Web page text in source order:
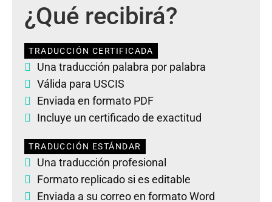
¿Qué recibirá?
TRADUCCIÓN CERTIFICADA
Una traducción palabra por palabra
Válida para USCIS
Enviada en formato PDF
Incluye un certificado de exactitud
TRADUCCIÓN ESTÁNDAR
Una traducción profesional
Formato replicado si es editable
Enviada a su correo en formato Word